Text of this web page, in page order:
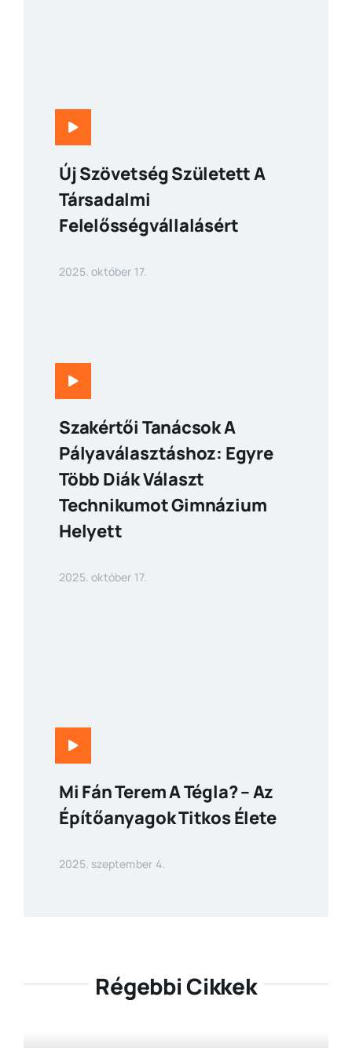
Új Szövetség Született A
Társadalmi
Felelősségvállalásért
2025. október 17.
Szakértői Tanácsok A
Pályaválasztáshoz: Egyre
Több Diák Választ
Technikumot Gimnázium
Helyett
2025. október 17.
Mi Fán Terem A Tégla? – Az
Építőanyagok Titkos Élete
2025. szeptember 4.
Régebbi Cikkek